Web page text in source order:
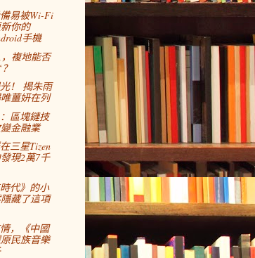
易被Wi-Fi
你的
手機
複地能否
！ 揭朱雨
薑妍在列
區塊鏈技
金融業
三星Tizen
現2萬7千
代》的小
藏了這項
，《中國
民族音樂